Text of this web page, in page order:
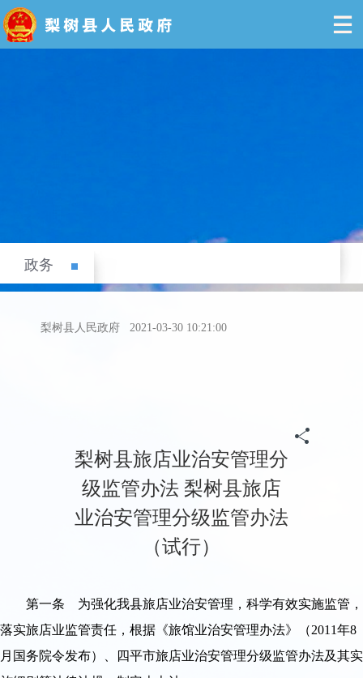
政务
梨树县人民政府 2021-03-30 10:21:00
梨树县旅店业治安管理分
级监管办法 梨树县旅店
业治安管理分级监管办法
（试行）
第一条 为强化我县旅店业治安管理，科学有效实施监管，
落实旅店业监管责任，根据《旅馆业治安管理办法》（2011年8
月国务院令发布）、四平市旅店业治安管理分级监管办法及其实